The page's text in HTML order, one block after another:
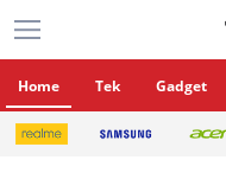
Home Tek Gadget